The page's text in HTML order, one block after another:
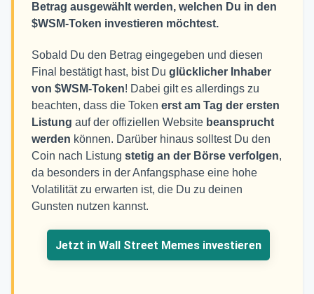
Betrag ausgewählt werden, welchen Du in den
$WSM-Token investieren möchtest.
Sobald Du den Betrag eingegeben und diesen
Final bestätigt hast, bist Du glücklicher Inhaber
von $WSM-Token! Dabei gilt es allerdings zu
beachten, dass die Token erst am Tag der ersten
Listung auf der offiziellen Website beansprucht
werden können. Darüber hinaus solltest Du den
Coin nach Listung stetig an der Börse verfolgen,
da besonders in der Anfangsphase eine hohe
Volatilität zu erwarten ist, die Du zu deinen
Gunsten nutzen kannst.
Jetzt in Wall Street Memes investieren